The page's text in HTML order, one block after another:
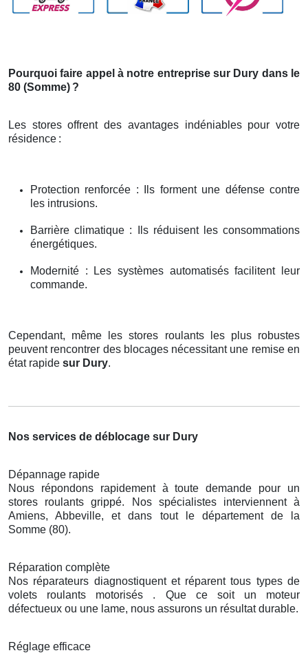
Pourquoi faire appel à notre entreprise sur Dury dans le
80 (Somme) ?
Les stores offrent des avantages indéniables pour votre
résidence :
Protection renforcée : Ils forment une défense contre
les intrusions.
Barrière climatique : Ils réduisent les consommations
énergétiques.
Modernité : Les systèmes automatisés facilitent leur
commande.
Cependant, même les stores roulants les plus robustes
peuvent rencontrer des blocages nécessitant une remise en
état rapide sur Dury.
Nos services de déblocage sur Dury
Dépannage rapide
Nous répondons rapidement à toute demande pour un
stores roulants grippé. Nos spécialistes interviennent à
Amiens, Abbeville, et dans tout le département de la
Somme (80).
Réparation complète
Nos réparateurs diagnostiquent et réparent tous types de
volets roulants motorisés . Que ce soit un moteur
défectueux ou une lame, nous assurons un résultat durable.
Réglage efficace